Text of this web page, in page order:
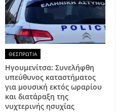
ΘΕΣΠΡΩΤΙΑ
Ηγουμενίτσα: Συνελήφθη
υπεύθυνος καταστήματος
για μουσική εκτός ωραρίου
και διατάραξη της
νυχτερινής ησυχίας